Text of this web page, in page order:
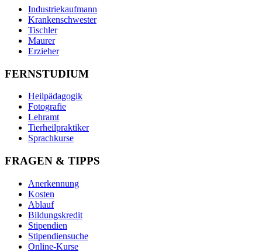
Industriekaufmann
Krankenschwester
Tischler
Maurer
Erzieher
FERNSTUDIUM
Heilpädagogik
Fotografie
Lehramt
Tierheilpraktiker
Sprachkurse
FRAGEN & TIPPS
Anerkennung
Kosten
Ablauf
Bildungskredit
Stipendien
Stipendiensuche
Online-Kurse